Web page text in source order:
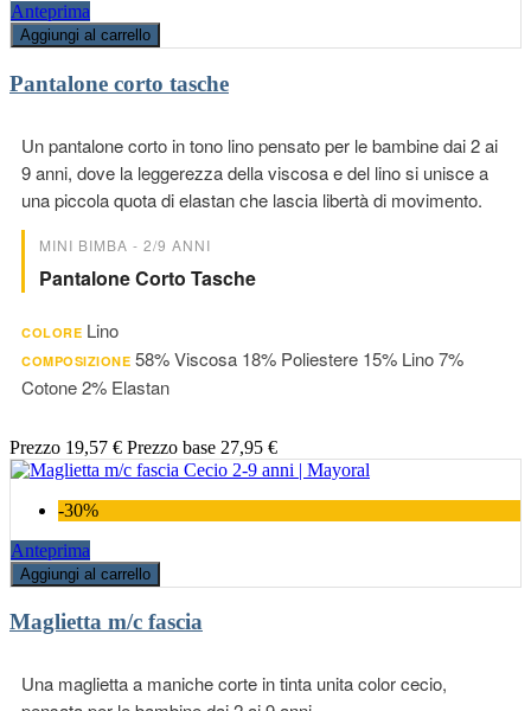
Anteprima
Aggiungi al carrello
Pantalone corto tasche
Un pantalone corto in tono lino pensato per le bambine dai 2 ai
9 anni, dove la leggerezza della viscosa e del lino si unisce a
una piccola quota di elastan che lascia libertà di movimento.
MINI BIMBA - 2/9 ANNI
Pantalone Corto Tasche
COLORE Lino
COMPOSIZIONE 58% Viscosa 18% Poliestere 15% Lino 7%
Cotone 2% Elastan
Prezzo 19,57 € Prezzo base 27,95 €
-30%
Anteprima
Aggiungi al carrello
Maglietta m/c fascia
Una maglietta a maniche corte in tinta unita color cecio,